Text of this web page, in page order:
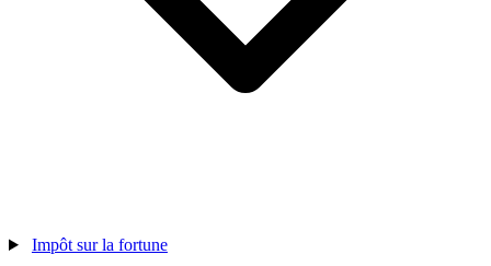
Impôt sur la fortune